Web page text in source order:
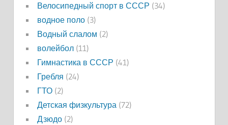
Велосипедный спорт в СССР (34)
водное поло(3)
Водный слалом (2)
волейбол(11)
Гимнастика в СССР (41)
Гребля (24)
ГТО(2)
Детская физкультура(72)
Дзюдо(2)